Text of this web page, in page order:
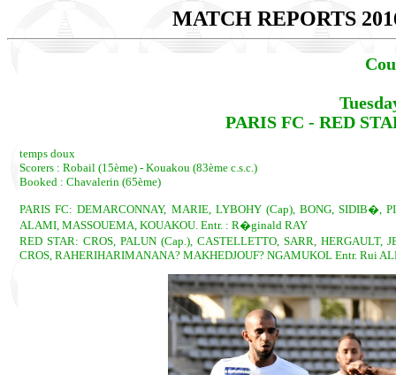
MATCH REPORTS
PARIS FC - RED
temps doux
Scorers : Robail (15ème) - Kouakou (83ème c.s.c.)
Booked : Chavalerin (65ème)
PARIS FC: DEMARCONNAY, MARIE, LYBOHY (Cap), BONG, SIDIB�,
ALAMI, MASSOUEMA, KOUAKOU. Entr. : R�ginald RAY
RED STAR: CROS, PALUN (Cap.), CASTELLETTO, SARR,
CROS, RAHERIHARIMANANA? MAKHEDJOUF? NGAMUKOL Entr. Rui